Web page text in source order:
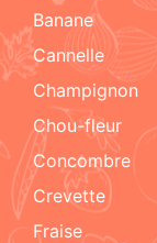
Banane
cannelle
champignon
chou-fleur
concombre
crevette
fraise